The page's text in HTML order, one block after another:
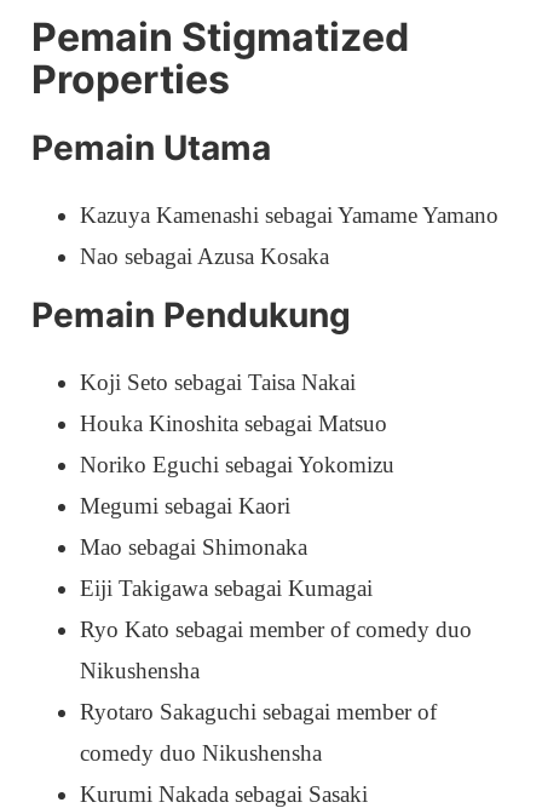
Pemain Stigmatized
Properties
Pemain Utama
Kazuya Kamenashi sebagai Yamame Yamano
Nao sebagai Azusa Kosaka
Pemain Pendukung
Koji Seto sebagai Taisa Nakai
Houka Kinoshita sebagai Matsuo
Noriko Eguchi sebagai Yokomizu
Megumi sebagai Kaori
Mao sebagai Shimonaka
Eiji Takigawa sebagai Kumagai
Ryo Kato sebagai member of comedy duo
Nikushensha
Ryotaro Sakaguchi sebagai member of
comedy duo Nikushensha
Kurumi Nakada sebagai Sasaki